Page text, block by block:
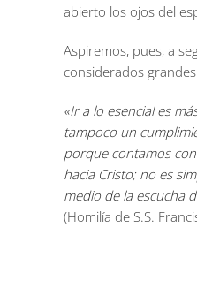
abierto los ojos del
Aspiremos, pues, a
considerados
«Ir a lo esencial es
tampoco un
porque contamos
hacia Cristo; no es
medio de la escucha
(Homilía de S.S.